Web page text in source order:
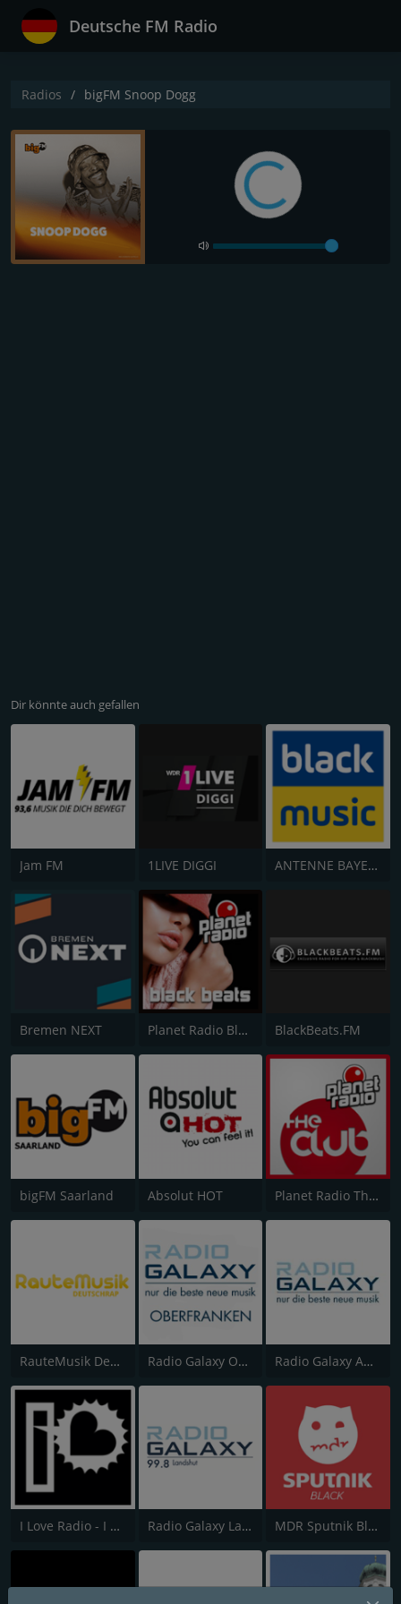
Deutsche FM Radio
Radios bigFM Snoop Dogg
Dir könnte auch gefallen
Jam FM 1LIVE DIGGI ANTENNE BAYERN Black Beatz
Bremen NEXT Planet Radio Black Beats BlackBeats.FM
bigFM Saarland Absolut HOT Planet Radio The Club
RauteMusik DeutschRap Radio Galaxy Oberfranken Radio Galaxy Ansbach
I Love Radio - I Love the Battle Radio Galaxy Landshut MDR Sputnik Black